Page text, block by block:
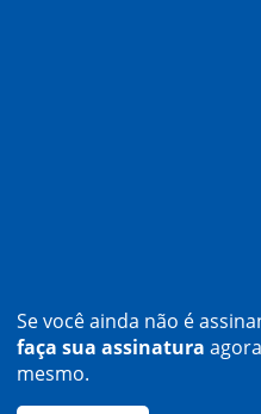
Se você ainda não é
faça sua assinatura agora
mesmo.